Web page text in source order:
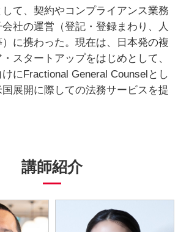
して、契約やコンプライアンス業務
社の運営（登記・登録まわり、人
に携わった。現在は、日本発の複
スタートアップをはじめとして、
にFractional General Counselとし
展開に際しての法務サービスを提
講師紹介